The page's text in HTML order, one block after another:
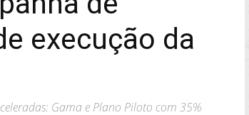
execução da
Gama e Plano Piloto com 35%